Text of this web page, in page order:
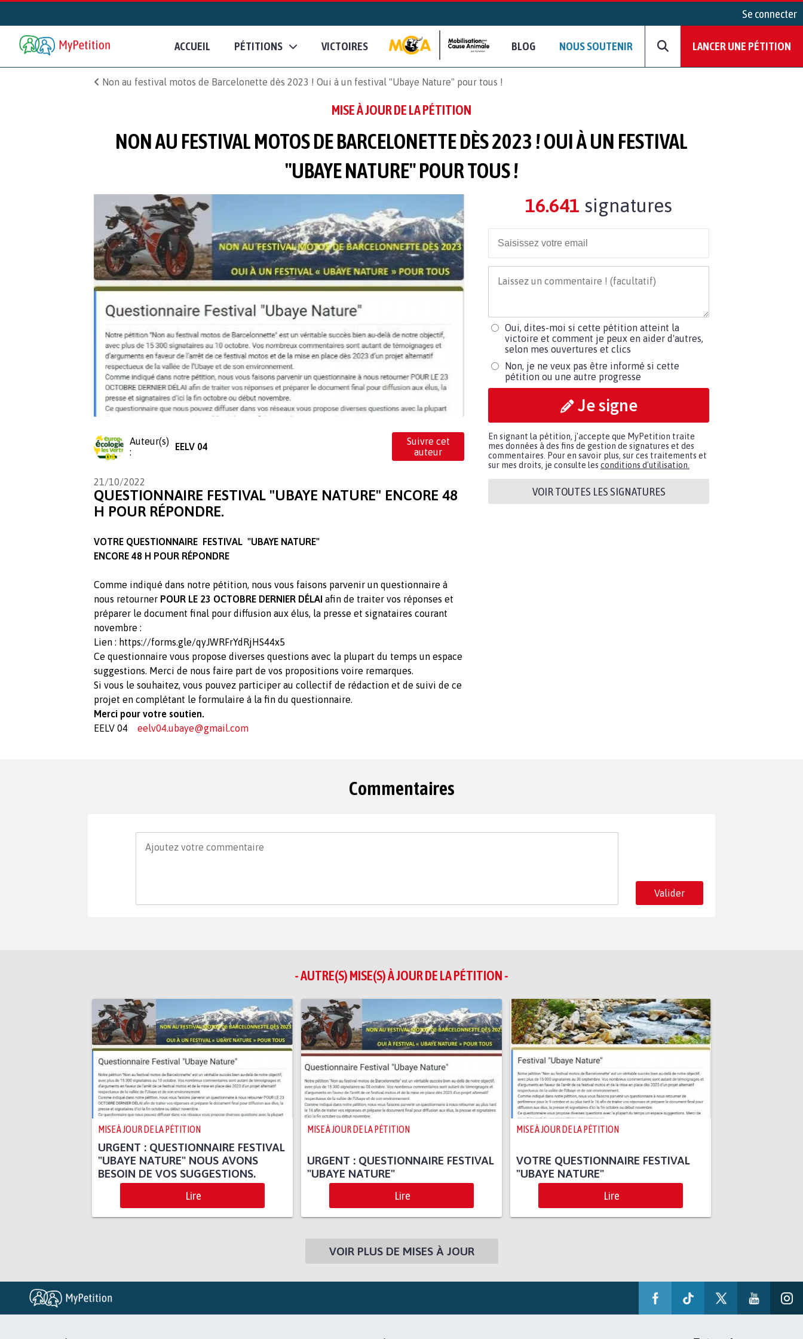
Se connecter
ACCUEIL PÉTITIONS VICTOIRES BLOG NOUS SOUTENIR LANCER UNE PÉTITION
Non au festival motos de Barcelonette dès 2023 ! Oui à un festival "Ubaye Nature" pour tous !
MISE À JOUR DE LA PÉTITION
NON AU FESTIVAL MOTOS DE BARCELONETTE DÈS 2023 ! OUI À UN FESTIVAL
"UBAYE NATURE" POUR TOUS !
Auteur(s)
:
EELV 04
Suivre cet
auteur
21/10/2022
QUESTIONNAIRE FESTIVAL "UBAYE NATURE" ENCORE 48
H POUR RÉPONDRE.
VOTRE QUESTIONNAIRE FESTIVAL "UBAYE NATURE"
ENCORE 48 H POUR RÉPONDRE
Comme indiqué dans notre pétition, nous vous faisons parvenir un questionnaire à
nous retourner POUR LE 23 OCTOBRE DERNIER DÉLAI afin de traiter vos réponses et
préparer le document final pour diffusion aux élus, la presse et signataires courant
novembre :
Lien : https://forms.gle/qyJWRFrYdRjHS44x5
Ce questionnaire vous propose diverses questions avec la plupart du temps un espace
suggestions. Merci de nous faire part de vos propositions voire remarques.
Si vous le souhaitez, vous pouvez participer au collectif de rédaction et de suivi de ce
projet en complétant le formulaire à la fin du questionnaire.
Merci pour votre soutien.
EELV 04 eelv04.ubaye@gmail.com
16.641 signatures
Oui, dites-moi si cette pétition atteint la
victoire et comment je peux en aider d'autres,
selon mes ouvertures et clics
Non, je ne veux pas être informé si cette
pétition ou une autre progresse
Je signe
En signant la pétition, j'accepte que MyPetition traite
mes données à des fins de gestion de signatures et des
commentaires. Pour en savoir plus, sur ces traitements et
sur mes droits, je consulte les conditions d'utilisation.
VOIR TOUTES LES SIGNATURES
Commentaires
Valider
- AUTRE(S) MISE(S) À JOUR DE LA PÉTITION -
MISE À JOUR DE LA PÉTITION
URGENT : QUESTIONNAIRE FESTIVAL
"UBAYE NATURE" NOUS AVONS
BESOIN DE VOS SUGGESTIONS.
Lire
MISE À JOUR DE LA PÉTITION
URGENT : QUESTIONNAIRE FESTIVAL
"UBAYE NATURE"
Lire
MISE À JOUR DE LA PÉTITION
VOTRE QUESTIONNAIRE FESTIVAL
"UBAYE NATURE"
Lire
VOIR PLUS DE MISES À JOUR